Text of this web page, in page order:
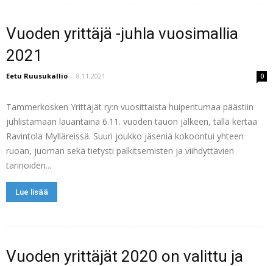
Vuoden yrittäjä -juhla vuosimallia
2021
Eetu Ruusukallio - 8.11.2021 0
Tammerkosken Yrittäjät ry:n vuosittaista huipentumaa päästiin
juhlistamaan lauantaina 6.11. vuoden tauon jälkeen, tällä kertaa
Ravintola Mylläreissä. Suuri joukko jäseniä kokoontui yhteen
ruoan, juoman sekä tietysti palkitsemisten ja viihdyttävien
tarinoiden...
Lue lisää
Vuoden yrittäjät 2020 on valittu ja